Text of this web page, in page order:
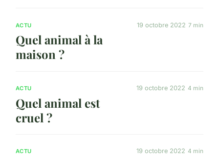
ACTU
Quel animal à la
maison ?
19 octobre 2022 7 min
ACTU
Quel animal est
cruel ?
19 octobre 2022 4 min
ACTU 19 octobre 2022 4 min